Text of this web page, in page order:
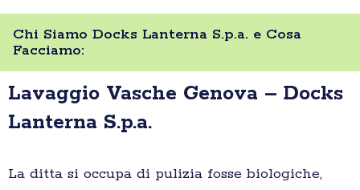
Chi Siamo Docks Lanterna S.p.a. e Cosa
Facciamo:
Lavaggio Vasche Genova – Docks
Lanterna S.p.a.
La ditta si occupa di pulizia fosse biologiche,